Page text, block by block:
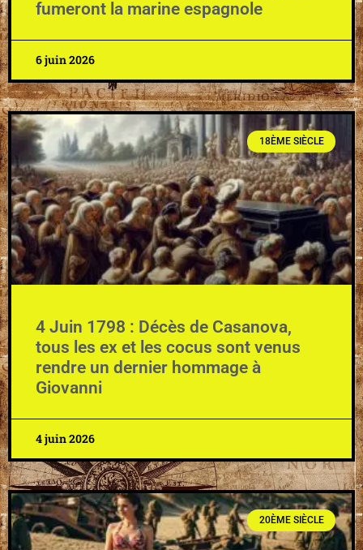
fumeront la marine espagnole
6 juin 2026
18ÈME SIÈCLE
4 Juin 1798 : Décès de Casanova,
tous les ex et les cocus sont venus
rendre un dernier hommage à
Giovanni
4 juin 2026
20ÈME SIÈCLE